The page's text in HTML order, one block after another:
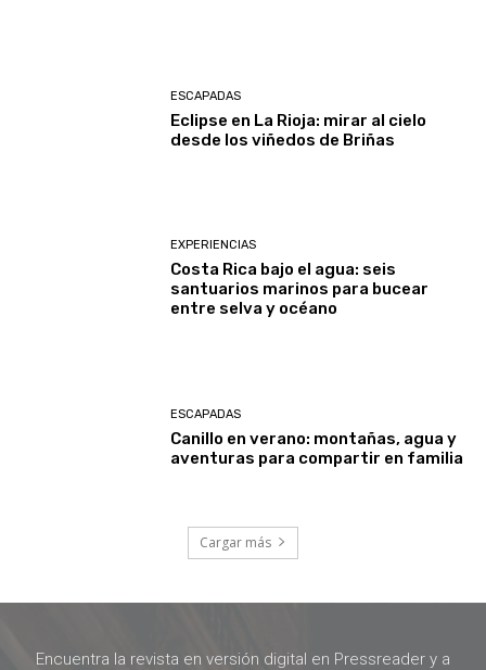
ESCAPADAS
Eclipse en La Rioja: mirar al cielo
desde los viñedos de Briñas
EXPERIENCIAS
Costa Rica bajo el agua: seis
santuarios marinos para bucear
entre selva y océano
ESCAPADAS
Canillo en verano: montañas, agua y
aventuras para compartir en familia
Cargar más
Encuentra la revista en versión digital en Pressreader y a